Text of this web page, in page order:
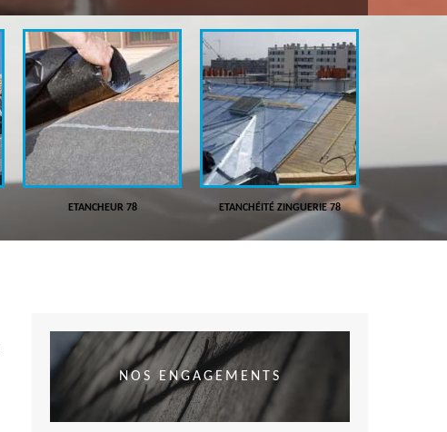
ETANCHEUR 78 ETANCHÉITÉ ZINGUERIE 78
NOS ENGAGEMENTS